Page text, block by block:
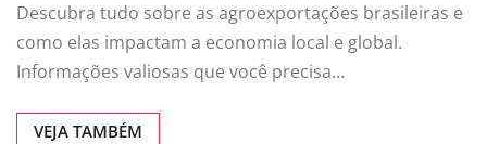
Descubra tudo sobre as agroexportações brasileiras e
como elas impactam a economia local e global.
Informações valiosas que você precisa…
VEJA TAMBÉM